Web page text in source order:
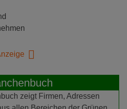
zeigt Firmen, Adressen